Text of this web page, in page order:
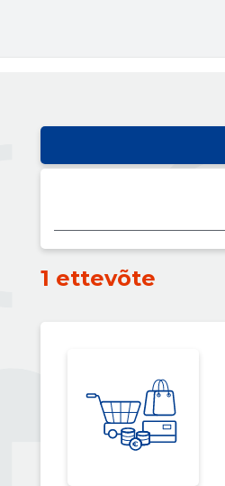
1 ettevõte